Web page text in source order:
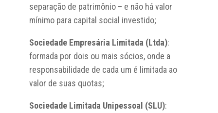
separação de patrimônio – e não há valor
mínimo para capital social investido;
Sociedade Empresária Limitada (Ltda):
formada por dois ou mais sócios, onde a
responsabilidade de cada um é limitada ao
valor de suas quotas;
Sociedade Limitada Unipessoal (SLU):